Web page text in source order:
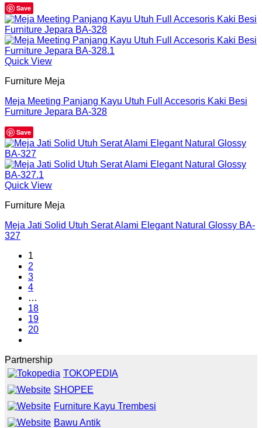
Save
Quick View
Furniture Meja
Meja Meeting Panjang Kayu Utuh Full Accesoris Kaki Besi
Furniture Jepara BA-328
Save
Quick View
Furniture Meja
Meja Jati Solid Utuh Serat Alami Elegant Natural Glossy BA-
327
1
2
3
4
…
18
19
20
Partnership
TOKOPEDIA
SHOPEE
Furniture Kayu Trembesi
Bawu Antik